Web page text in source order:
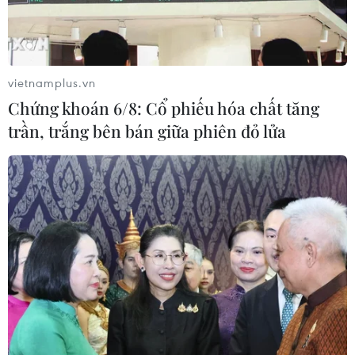
bán trẻ emđược cho là "cực kỳ nguy hại", bắt
giữ 608 nghi phạm và giải cứu 178 em nhỏ.
Theo thông báo của Bộ Công an, cảnh sát tại
tỉnh Tứ Xuyên, Tây Nam TrungQuốc phát hiện
một nhóm, do tên Cai Lianchao cầm đầu, đã bán
26 em nhỏ tới cáckhu vực khác, khi đang xử lí
một vụ tai nạn giao thông hồi tháng Năm.
Trong khi đó, cảnh sát tỉnh Phúc Kiến, ở Đông
Nam Trung Quốc, ngày 11/8,cũng phát hiện tên
Chen Xiumei và một số kẻ tình nghi vận chuyển
và buôn bán trẻem tại tỉnh này.
Ban lãnh đạo Bộ Công an Trung Quốc rất quan
tâm đến hai vụ này và đã phâncông Thứ trưởng
vietnamplus.vn
Chứng khoán 6/8: Cổ phiếu hóa chất tăng
trần, trắng bên bán giữa phiên đỏ lửa